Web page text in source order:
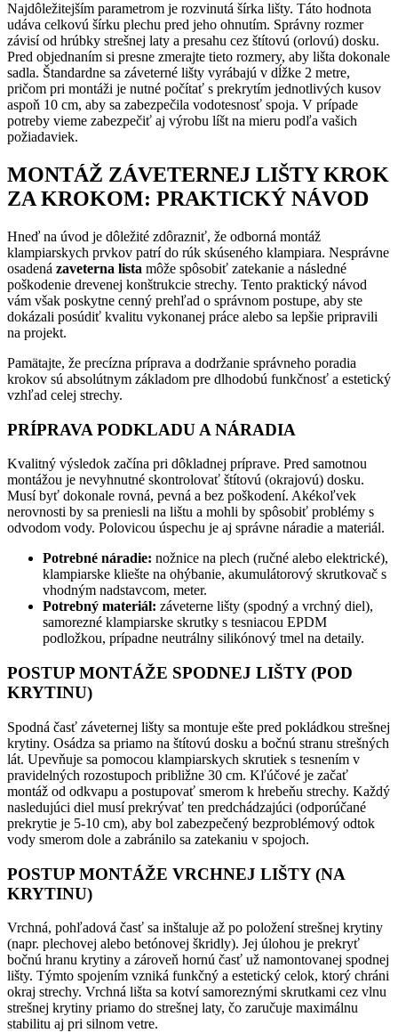
Najdôležitejším parametrom je rozvinutá šírka lišty. Táto hodnota
udáva celkovú šírku plechu pred jeho ohnutím. Správny rozmer
závisí od hrúbky strešnej laty a presahu cez štítovú (orlovú) dosku.
Pred objednaním si presne zmerajte tieto rozmery, aby lišta dokonale
sadla. Štandardne sa záveterné lišty vyrábajú v dĺžke 2 metre,
pričom pri montáži je nutné počítať s prekrytím jednotlivých kusov
aspoň 10 cm, aby sa zabezpečila vodotesnosť spoja. V prípade
potreby vieme zabezpečiť aj výrobu líšt na mieru podľa vašich
požiadaviek.
MONTÁŽ ZÁVETERNEJ LIŠTY KROK
ZA KROKOM: PRAKTICKÝ NÁVOD
Hneď na úvod je dôležité zdôrazniť, že odborná montáž
klampiarskych prvkov patrí do rúk skúseného klampiara. Nesprávne
osadená zaveterna lista môže spôsobiť zatekanie a následné
poškodenie drevenej konštrukcie strechy. Tento praktický návod
vám však poskytne cenný prehľad o správnom postupe, aby ste
dokázali posúdiť kvalitu vykonanej práce alebo sa lepšie pripravili
na projekt.
Pamätajte, že precízna príprava a dodržanie správneho poradia
krokov sú absolútnym základom pre dlhodobú funkčnosť a estetický
vzhľad celej strechy.
PRÍPRAVA PODKLADU A NÁRADIA
Kvalitný výsledok začína pri dôkladnej príprave. Pred samotnou
montážou je nevyhnutné skontrolovať štítovú (okrajovú) dosku.
Musí byť dokonale rovná, pevná a bez poškodení. Akékoľvek
nerovnosti by sa preniesli na lištu a mohli by spôsobiť problémy s
odvodom vody. Polovicou úspechu je aj správne náradie a materiál.
Potrebné náradie: nožnice na plech (ručné alebo elektrické),
klampiarske kliešte na ohýbanie, akumulátorový skrutkovač s
vhodným nadstavcom, meter.
Potrebný materiál: záveterne lišty (spodný a vrchný diel),
samorezné klampiarske skrutky s tesniacou EPDM
podložkou, prípadne neutrálny silikónový tmel na detaily.
POSTUP MONTÁŽE SPODNEJ LIŠTY (POD
KRYTINU)
Spodná časť záveternej lišty sa montuje ešte pred pokládkou strešnej
krytiny. Osádza sa priamo na štítovú dosku a bočnú stranu strešných
lát. Upevňuje sa pomocou klampiarskych skrutiek s tesnením v
pravidelných rozostupoch približne 30 cm. Kľúčové je začať
montáž od odkvapu a postupovať smerom k hrebeňu strechy. Každý
nasledujúci diel musí prekrývať ten predchádzajúci (odporúčané
prekrytie je 5-10 cm), aby bol zabezpečený bezproblémový odtok
vody smerom dole a zabránilo sa zatekaniu v spojoch.
POSTUP MONTÁŽE VRCHNEJ LIŠTY (NA
KRYTINU)
Vrchná, pohľadová časť sa inštaluje až po položení strešnej krytiny
(napr. plechovej alebo betónovej škridly). Jej úlohou je prekryť
bočnú hranu krytiny a zároveň hornú časť už namontovanej spodnej
lišty. Týmto spojením vzniká funkčný a estetický celok, ktorý chráni
okraj strechy. Vrchná lišta sa kotví samoreznými skrutkami cez vlnu
strešnej krytiny priamo do strešnej laty, čo zaručuje maximálnu
stabilitu aj pri silnom vetre.